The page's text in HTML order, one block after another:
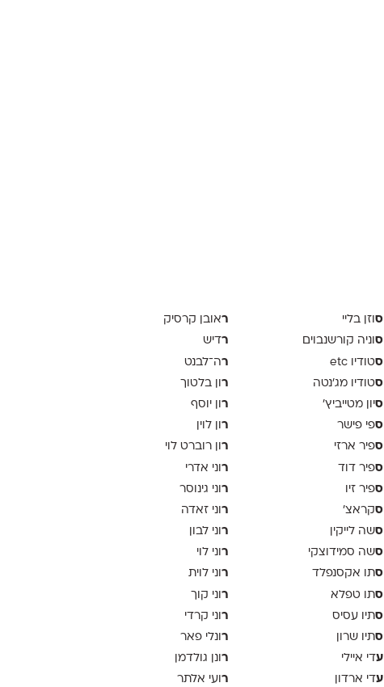
ס וזן בליי
ס וניה קורשנבוים
סטודיו etc
סטודיו מג'נטה
סיון מטייביץ׳
ספי פישר
ספיר ארזי
ספיר דוד
ספיר זיו
סקראצ׳
סשה לייקין
סשה סמידוצקי
סתו אקסנפלד
סתו טפלא
סתיו עסיס
סתיו שרון
עדי איילי
עדי ארדון
ראובן קרסיק
רדיש
רה־לבנט
רון בלטוך
רון יוסף
רון לוין
רון רוברט לוי
רוני אדרי
רוני גינוסר
רוני זאדה
רוני לבון
רוני לוי
רוני לוית
רוני קוך
רוני קרדי
רונלי פאר
רונן גולדמן
רועי אלתר